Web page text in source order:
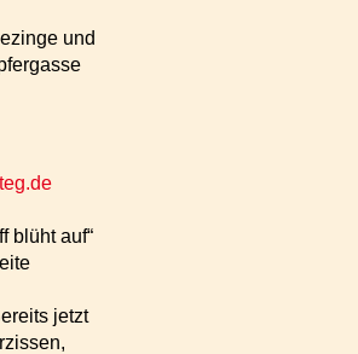
und
blüht auf“
jetzt